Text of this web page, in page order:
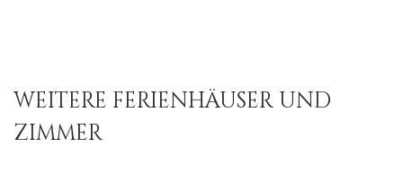
WEITERE FERIENHÄUSER UND
ZIMMER